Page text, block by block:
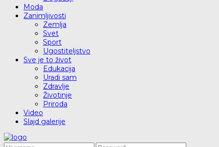
Moda
Zanimljivosti
Zemlja
Svet
Sport
Ugostiteljstvo
Sve je to život
Edukacija
Uradi sam
Zdravlje
Životinje
Priroda
Video
Slajd galerije